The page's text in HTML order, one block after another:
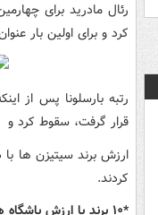
رئال مادرید برای
کرد و برای اولین بار
قرار گرفت، سقوط کرد و
کردند.
*۱۰ برند با ارزش باشگاه های فوتبال جهان در سال ۲۰۲۲ به ترتیب زیر است: